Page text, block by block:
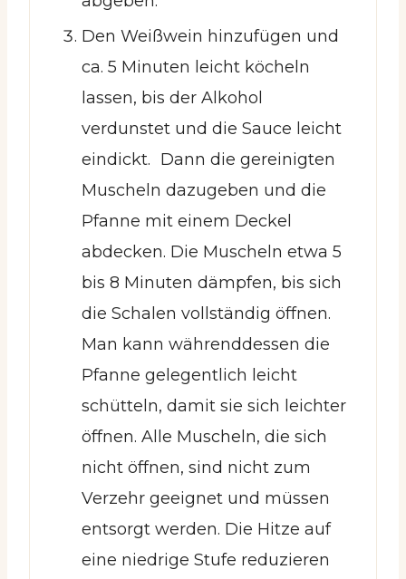
Den Weißwein hinzufügen und
ca. 5 Minuten leicht köcheln
lassen, bis der Alkohol
verdunstet und die Sauce leicht
eindickt. Dann die gereinigten
Muscheln dazugeben und die
Pfanne mit einem Deckel
abdecken. Die Muscheln etwa 5
bis 8 Minuten dämpfen, bis sich
die Schalen vollständig öffnen.
Man kann währenddessen die
Pfanne gelegentlich leicht
schütteln, damit sie sich leichter
öffnen. Alle Muscheln, die sich
nicht öffnen, sind nicht zum
Verzehr geeignet und müssen
entsorgt werden. Die Hitze auf
eine niedrige Stufe reduzieren